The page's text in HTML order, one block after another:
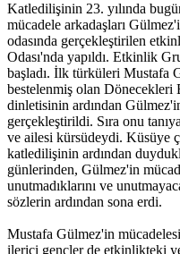
Katledilişinin 23. yılında
mücadele arkadaşları
odasında gerçekleştirilen
Odası'nda yapıldı. Etkinlik
başladı. İlk türküleri Mustafa
bestelenmiş olan Dönecekleri
dinletisinin ardından
gerçekleştirildi. Sıra onu
ve ailesi kürsüdeydi. Küsüye
katledilişinin ardından
günlerinden, Gülmez'in
unutmadıklarını ve
sözlerin ardından sona erdi.
Mustafa Gülmez'in
ilerici gençler de etkinlikteki